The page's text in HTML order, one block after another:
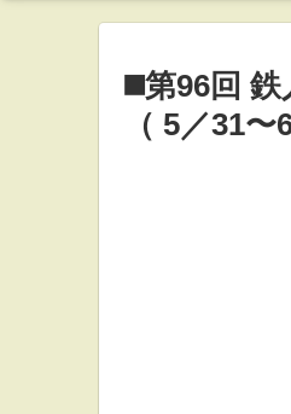
◼️第96回
（ 5／31〜